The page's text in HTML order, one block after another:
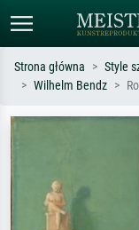
Szukaj wg artysty, tytułu
Strona główna Style
Wilhelm Bendz